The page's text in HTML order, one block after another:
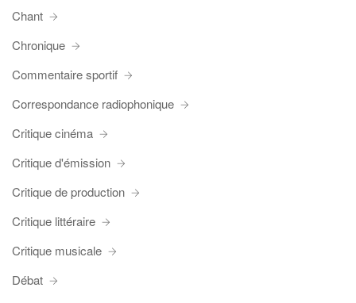
Chant
Chronique
Commentaire sportif
Correspondance radiophonique
Critique cinéma
Critique d'émission
Critique de production
Critique littéraire
Critique musicale
Débat